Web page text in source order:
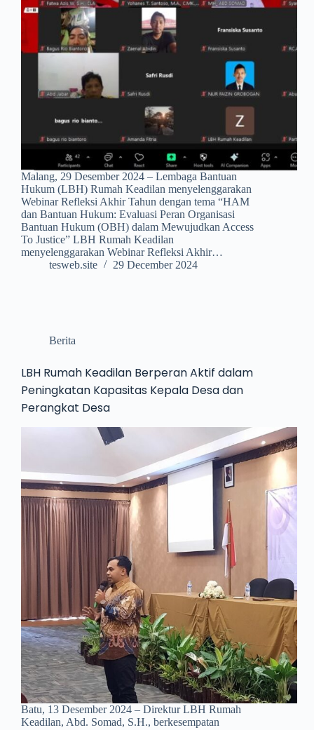
Malang, 29 Desember 2024 – Lembaga Bantuan
Hukum (LBH) Rumah Keadilan menyelenggarakan
Webinar Refleksi Akhir Tahun dengan tema “HAM
dan Bantuan Hukum: Evaluasi Peran Organisasi
Bantuan Hukum (OBH) dalam Mewujudkan Access
To Justice” LBH Rumah Keadilan
menyelenggarakan Webinar Refleksi Akhir…
tesweb.site
29 December 2024
Berita
LBH Rumah Keadilan Berperan Aktif dalam
Peningkatan Kapasitas Kepala Desa dan
Perangkat Desa
Batu, 13 Desember 2024 – Direktur LBH Rumah
Keadilan, Abd. Somad, S.H., berkesempatan